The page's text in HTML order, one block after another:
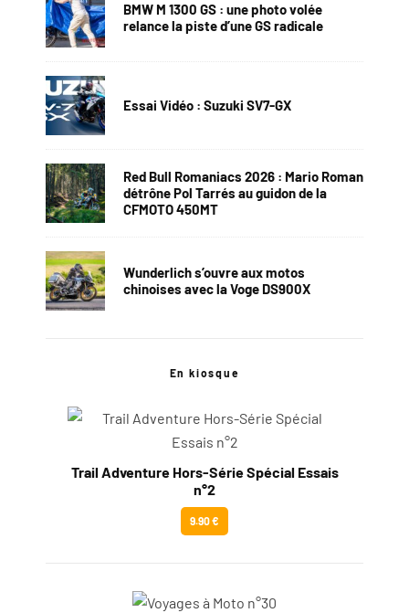
BMW M 1300 GS : une photo volée
relance la piste d’une GS radicale
Essai Vidéo : Suzuki SV7-GX
Red Bull Romaniacs 2026 : Mario Roman
détrône Pol Tarrés au guidon de la
CFMOTO 450MT
Wunderlich s’ouvre aux motos
chinoises avec la Voge DS900X
En kiosque
Trail Adventure Hors-Série Spécial Essais
n°2
9.90 €